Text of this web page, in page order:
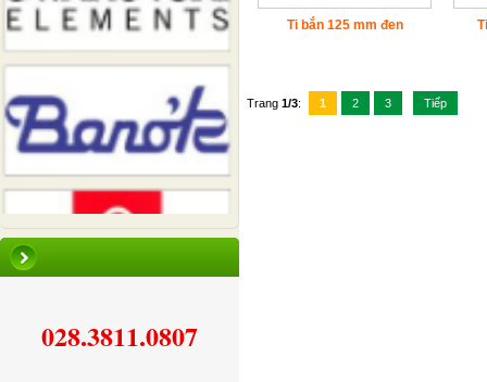
Ti bắn 125 mm đen
Trang 1/3: 1 2 3 Tiếp
028.3811.0807